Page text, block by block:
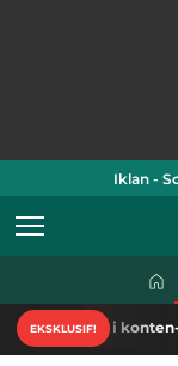
Iklan -
EKSKLUSIF!
konten-konten